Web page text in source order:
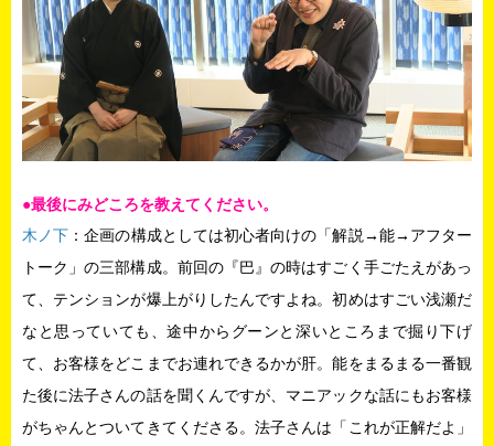
●最後にみどころを教えてください。
木ノ下 ：企画の構成としては初心者向けの「解説→能→アフター
トーク」の三部構成。前回の『巴』の時はすごく手ごたえがあっ
て、テンションが爆上がりしたんですよね。初めはすごい浅瀬だ
なと思っていても、途中からグーンと深いところまで掘り下げ
て、お客様をどこまでお連れできるかが肝。能をまるまる一番観
た後に法子さんの話を聞くんですが、マニアックな話にもお客様
がちゃんとついてきてくださる。法子さんは「これが正解だよ」